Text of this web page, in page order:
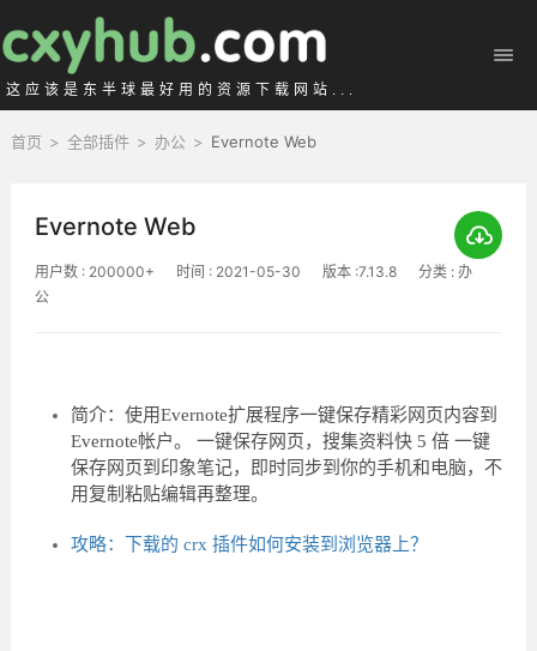
这应该是东半球最好用的资源下载网站...
首页 > 全部插件 > 办公 > Evernote Web
Evernote Web
用户数 : 200000+ 时间 : 2021-05-30 版本 :7.13.8
分类 : 办
公
简介：使用Evernote扩展程序一键保存精彩网页内容到
Evernote帐户。 一键保存网页，搜集资料快 5 倍 一键
保存网页到印象笔记，即时同步到你的手机和电脑，不
用复制粘贴编辑再整理。
攻略：下载的 crx 插件如何安装到浏览器上？